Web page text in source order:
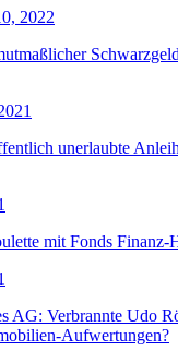
2022
unerlaubte
mit Fonds Finanz-
AG: Verbrannte Udo
Aufwertungen?